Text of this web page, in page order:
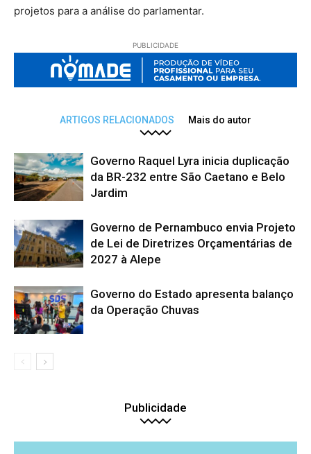
projetos para a análise do parlamentar.
PUBLICIDADE
ARTIGOS RELACIONADOS Mais do autor
Governo Raquel Lyra inicia duplicação
da BR-232 entre São Caetano e Belo
Jardim
Governo de Pernambuco envia Projeto
de Lei de Diretrizes Orçamentárias de
2027 à Alepe
Governo do Estado apresenta balanço
da Operação Chuvas
Publicidade